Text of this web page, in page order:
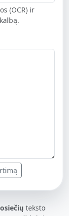
(OCR) ir
teksto